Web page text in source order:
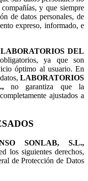
y que siempre
de datos personales, de
expreso, informado, e
LABORATORIOS DEL
ya que son
óptimo al usuario. En
LABORATORIOS
no garantiza que la
ajustados a
SONLAB, S.L.,
los siguientes derechos,
de Protección de Datos